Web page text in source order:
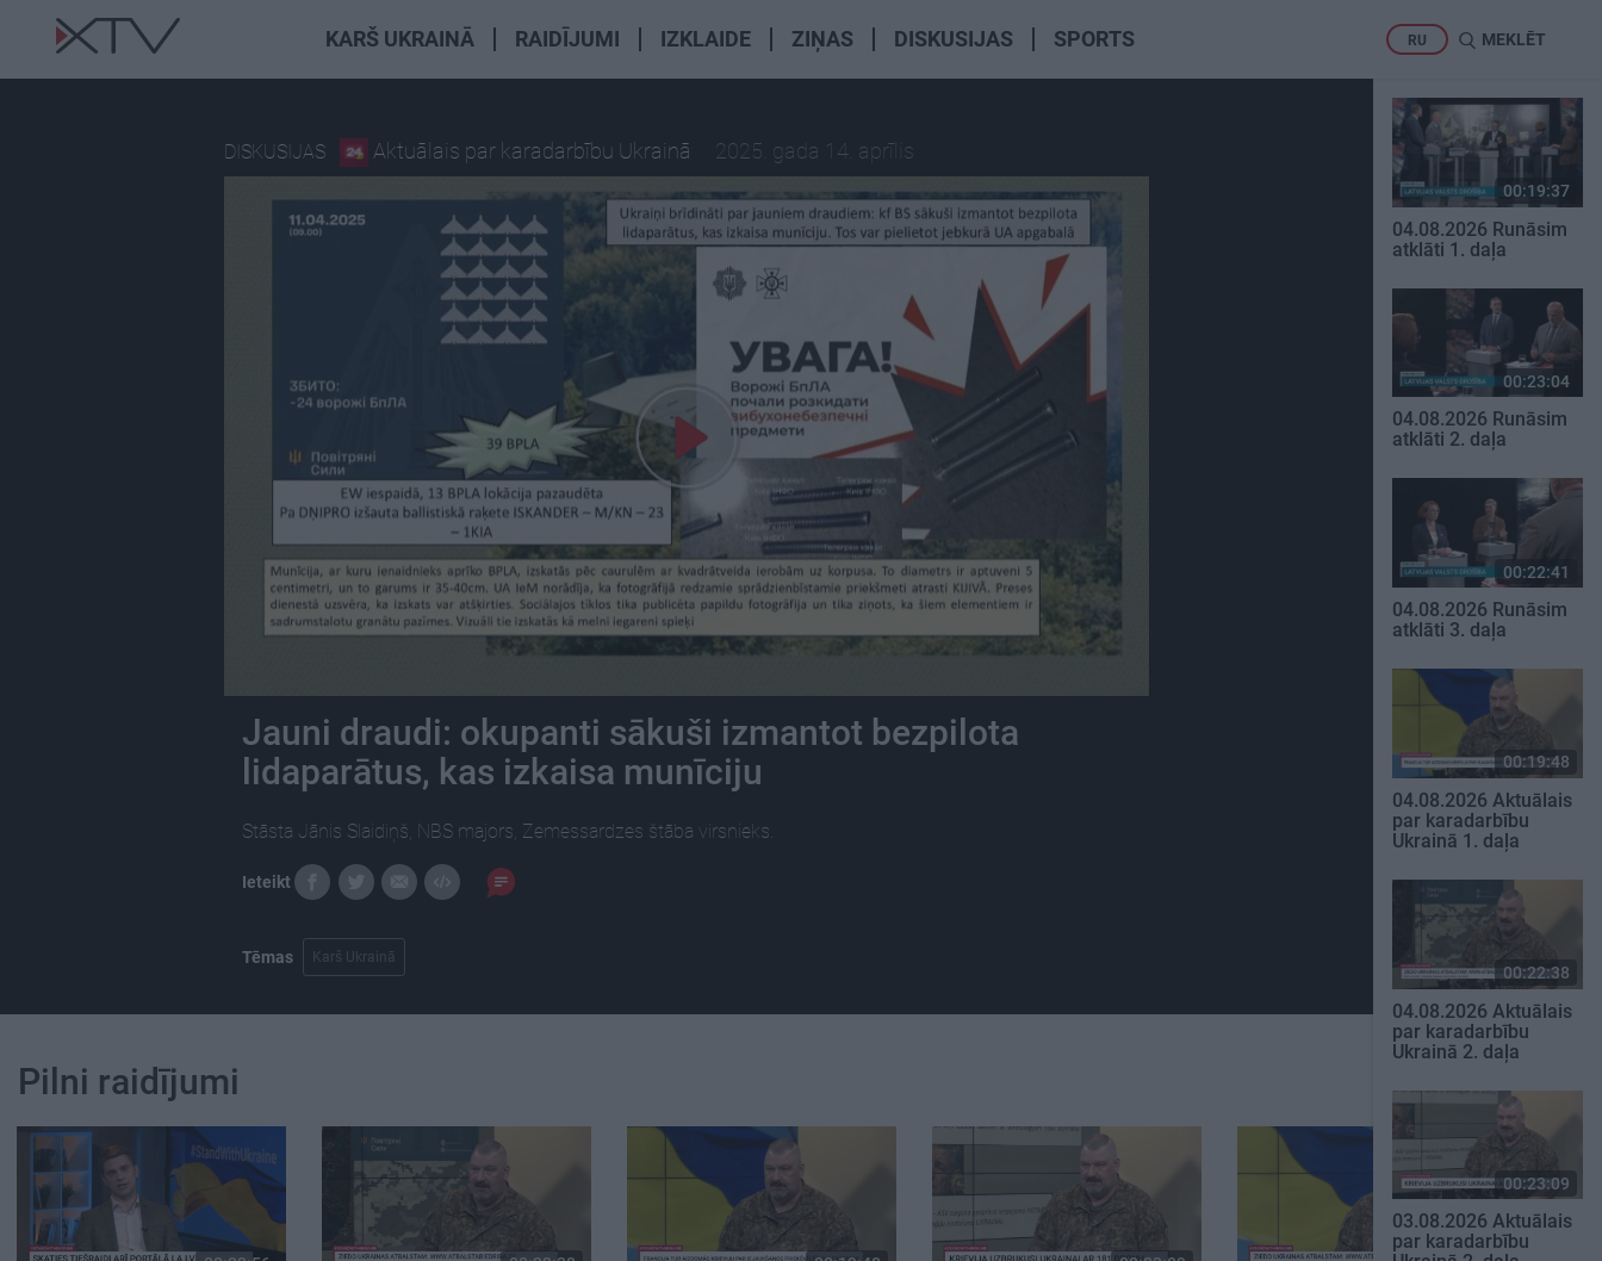
KARŠ UKRAINĀ RAIDĪJUMI IZKLAIDE ZIŅAS DISKUSIJAS SPORTS RU MEKLĒT
DISKUSIJAS Aktuālais par karadarbību Ukrainā 2025. gada 14. aprīlis
Jauni draudi: okupanti sākuši izmantot bezpilota
lidaparātus, kas izkaisa munīciju
Stāsta Jānis Slaidiņš, NBS majors, Zemessardzes štāba virsnieks.
Ieteikt
Tēmas Karš Ukrainā
Pilni raidījumi
00:19:37
04.08.2026 Runāsim
atklāti 1. daļa
00:23:04
04.08.2026 Runāsim
atklāti 2. daļa
00:22:41
04.08.2026 Runāsim
atklāti 3. daļa
00:19:48
04.08.2026 Aktuālais
par karadarbību
Ukrainā 1. daļa
00:22:38
04.08.2026 Aktuālais
par karadarbību
Ukrainā 2. daļa
00:23:09
03.08.2026 Aktuālais
par karadarbību